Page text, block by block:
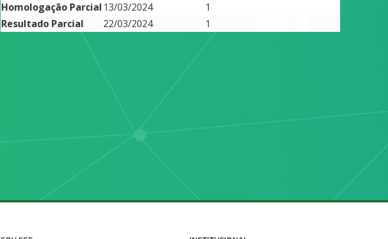
Homologação Parcial 13/03/2024 1
Resultado Parcial
22/03/2024 1